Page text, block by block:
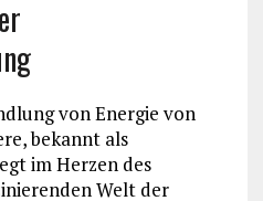
von Energie von
bekannt als
im Herzen des
Welt der